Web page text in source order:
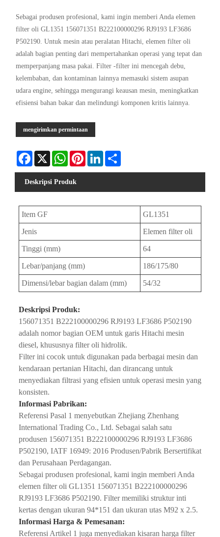
Sebagai produsen profesional, kami ingin memberi Anda elemen
filter oli GL1351 156071351 B222100000296 RJ9193 LF3686
P502190. Untuk mesin atau peralatan Hitachi, elemen filter oli
adalah bagian penting dari mempertahankan operasi yang tepat dan
memperpanjang masa pakai. Filter -filter ini mencegah debu,
kelembaban, dan kontaminan lainnya memasuki sistem asupan
udara engine, sehingga mengurangi keausan mesin, meningkatkan
efisiensi bahan bakar dan melindungi komponen kritis lainnya.
mengirimkan permintaan
Facebook
X WhatsAppPinterestLinkedIn
Deskripsi Produk
Item GF GL1351
Jenis Elemen filter oli
Tinggi (mm) 64
Lebar/panjang (mm) 186/175/80
Dimensi/lebar bagian dalam (mm) 54/32
Deskripsi Produk:
156071351 B222100000296 RJ9193 LF3686 P502190
adalah nomor bagian OEM untuk garis Hitachi mesin
diesel, khususnya filter oli hidrolik.
Filter ini cocok untuk digunakan pada berbagai mesin dan
kendaraan pertanian Hitachi, dan dirancang untuk
menyediakan filtrasi yang efisien untuk operasi mesin yang
konsisten.
Informasi Pabrikan:
Referensi Pasal 1 menyebutkan Zhejiang Zhenhang
International Trading Co., Ltd. Sebagai salah satu
produsen 156071351 B222100000296 RJ9193 LF3686
P502190, IATF 16949: 2016 Produsen/Pabrik Bersertifikat
dan Perusahaan Perdagangan.
Sebagai produsen profesional, kami ingin memberi Anda
elemen filter oli GL1351 156071351 B222100000296
RJ9193 LF3686 P502190. Filter memiliki struktur inti
kertas dengan ukuran 94*151 dan ukuran utas M92 x 2.5.
Informasi Harga & Pemesanan:
Referensi Artikel 1 juga menyediakan kisaran harga filter